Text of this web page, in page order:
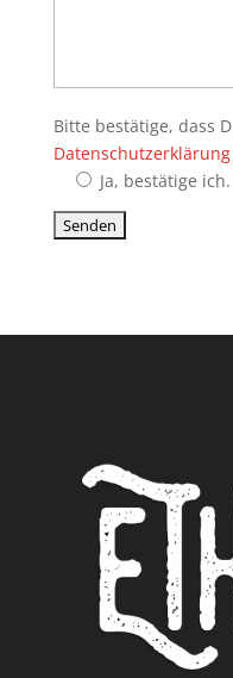
Bitte bestätige, dass
Datenschutzerklärung
Ja, bestätige ich.